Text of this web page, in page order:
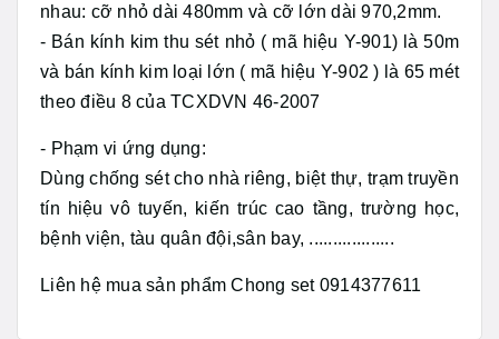
nhau: cỡ nhỏ dài 480mm và cỡ lớn dài 970,2mm.
- Bán kính kim thu sét nhỏ ( mã hiệu Y-901) là 50m
và bán kính kim loại lớn ( mã hiệu Y-902 ) là 65 mét
theo điều 8 của TCXDVN 46-2007
- Phạm vi ứng dụng:
Dùng chống sét cho nhà riêng, biệt thự, trạm truyền
tín hiệu vô tuyến, kiến trúc cao tầng, trường học,
bệnh viện, tàu quân đội,sân bay, ..................
Liên hệ mua sản phẩm Chong set 0914377611